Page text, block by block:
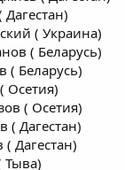
( Украина)
( Беларусь)
( Беларусь)
Осетия)
( Осетия)
( Дагестан)
Дагестан)